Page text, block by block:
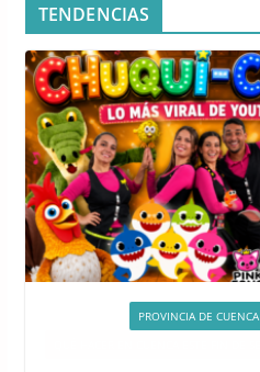
TENDENCIAS
PROVINCIA DE CUENCA